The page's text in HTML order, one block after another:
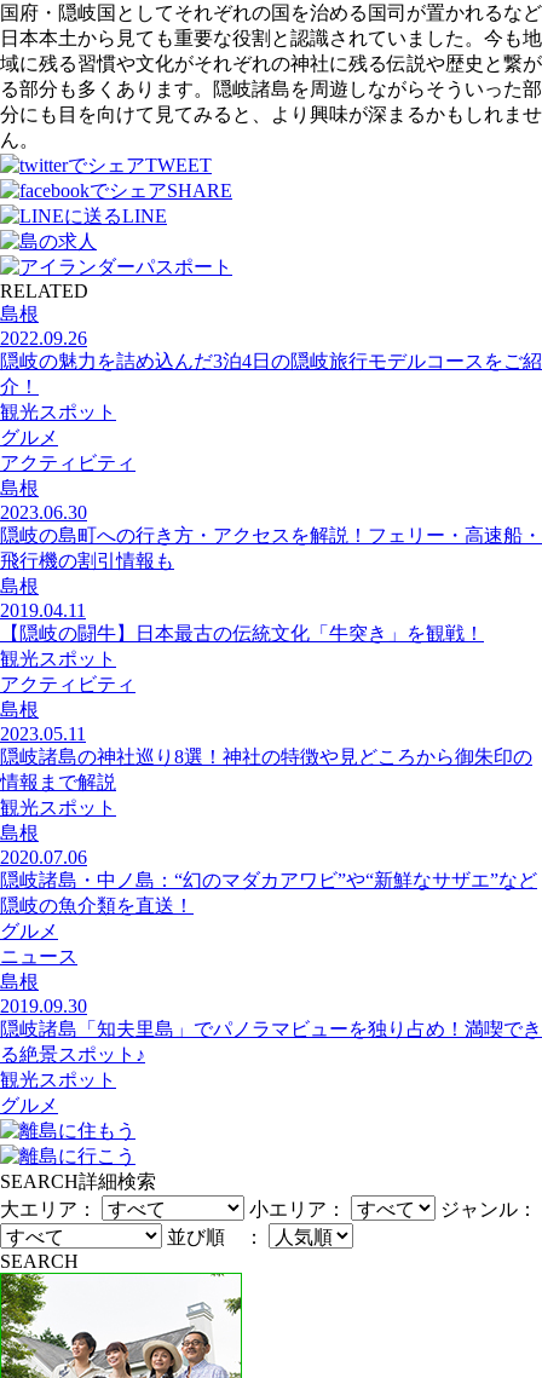
国府・隠岐国としてそれぞれの国を治める国司が置かれるなど
日本本土から見ても重要な役割と認識されていました。今も地
域に残る習慣や文化がそれぞれの神社に残る伝説や歴史と繋が
る部分も多くあります。隠岐諸島を周遊しながらそういった部
分にも目を向けて見てみると、より興味が深まるかもしれませ
ん。
TWEET
SHARE
LINE
RELATED
島根
2022.09.26
隠岐の魅力を詰め込んだ3泊4日の隠岐旅行モデルコースをご紹
介！
観光スポット
グルメ
アクティビティ
島根
2023.06.30
隠岐の島町への行き方・アクセスを解説！フェリー・高速船・
飛行機の割引情報も
島根
2019.04.11
【隠岐の闘牛】日本最古の伝統文化「牛突き」を観戦！
観光スポット
アクティビティ
島根
2023.05.11
隠岐諸島の神社巡り8選！神社の特徴や見どころから御朱印の
情報まで解説
観光スポット
島根
2020.07.06
隠岐諸島・中ノ島：“幻のマダカアワビ”や“新鮮なサザエ”など
隠岐の魚介類を直送！
グルメ
ニュース
島根
2019.09.30
隠岐諸島「知夫里島」でパノラマビューを独り占め！満喫でき
る絶景スポット♪
観光スポット
グルメ
SEARCH詳細検索
大エリア：
小エリア：
ジャンル：
並び順 ：
SEARCH